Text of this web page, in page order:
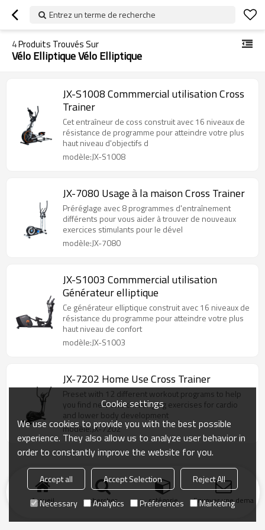
Entrez un terme de recherche
4Produits Trouvés Sur
Vélo Elliptique Vélo Elliptique
JX-S1008 Commmercial utilisation Cross
Trainer
Cet entraîneur de coss construit avec 16 niveaux de
résistance de programme pour atteindre votre plus
haut niveau d'objectifs d
modèle:JX-S1008
JX-7080 Usage à la maison Cross Trainer
Préréglage avec 8 programmes d'entraînement
différents pour vous aider à trouver de nouveaux
exercices stimulants pour le dével
modèle:JX-7080
JX-S1003 Commmercial utilisation
Générateur elliptique
Ce générateur elliptique construit avec 16 niveaux de
résistance du programme pour atteindre votre plus
haut niveau de confort
modèle:JX-S1003
JX-7202 Home Use Cross Trainer
Preset with 12 different workout programs to help
you find new and challenging exercises for cardio
and lower body development
modèle:JX-7202
Accueil chercher catégorie Envoyer une
Cookie settings
We use cookies to provide you with the best possible
experience. They also allow us to analyze user behavior in
order to constantly improve the website for you.
Accept all Accept Selection
Reject All
Necessary
Analytics Preferences Marketing